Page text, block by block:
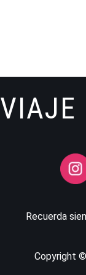
VIAJE
Recuerda
Copyright